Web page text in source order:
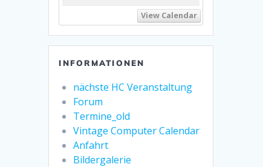
View Calendar
INFORMATIONEN
nächste HC Veranstaltung
Forum
Termine_old
Vintage Computer Calendar
Anfahrt
Bildergalerie